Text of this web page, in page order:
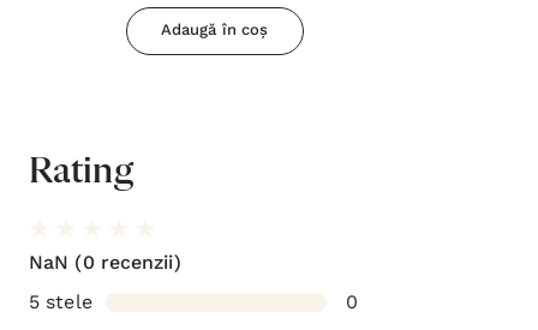
Adaugă în coș
Rating
NaN (0 recenzii)
5 stele
0